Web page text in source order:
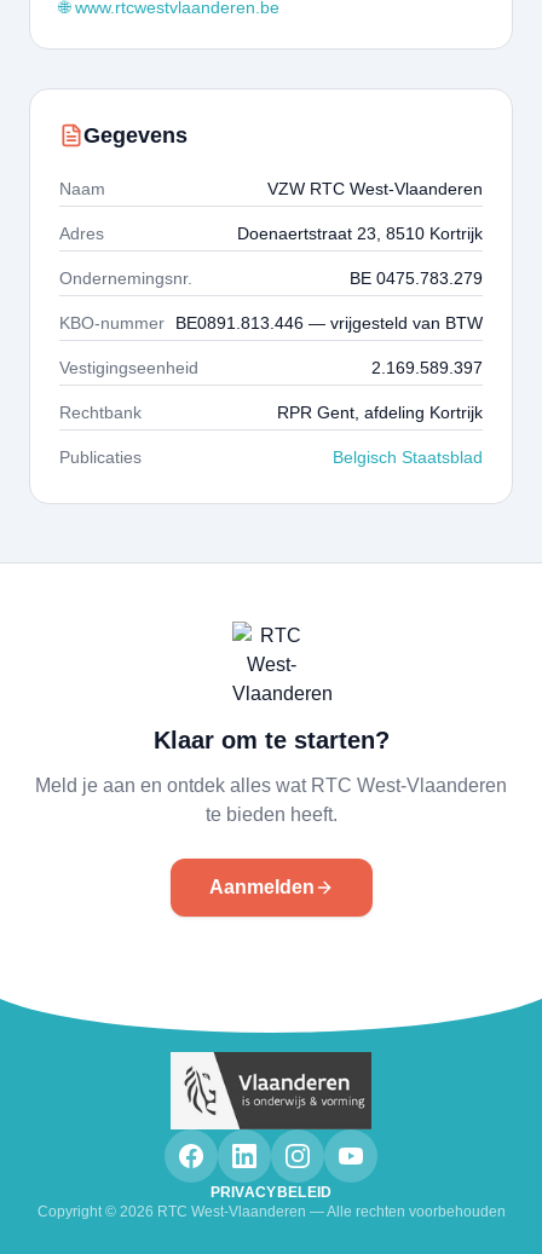
🌐 www.rtcwestvlaanderen.be
Gegevens
Naam VZW RTC West-Vlaanderen
Adres Doenaertstraat 23, 8510 Kortrijk
Ondernemingsnr. BE 0475.783.279
KBO-nummer BE0891.813.446 — vrijgesteld van BTW
Vestigingseenheid 2.169.589.397
Rechtbank RPR Gent, afdeling Kortrijk
Publicaties Belgisch Staatsblad
Klaar om te starten?
Meld je aan en ontdek alles wat RTC West-Vlaanderen
te bieden heeft.
Aanmelden
PRIVACYBELEID
Copyright © 2026 RTC West-Vlaanderen — Alle rechten voorbehouden